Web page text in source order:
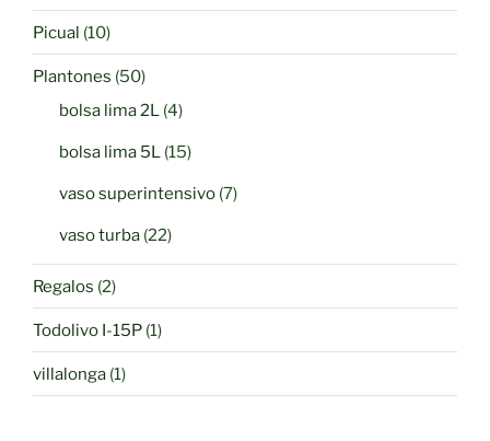
productos
Picual 1010
productos
Plantones 5050
productos
bolsa lima 2L 44
bolsa lima 5L 1515
vaso superintensivo 77
vaso turba 2222
productos
Regalos 22
productos
Todolivo I-15P 11
producto
villalonga 11
producto